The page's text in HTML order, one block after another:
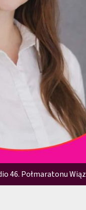
46. Połmaratonu